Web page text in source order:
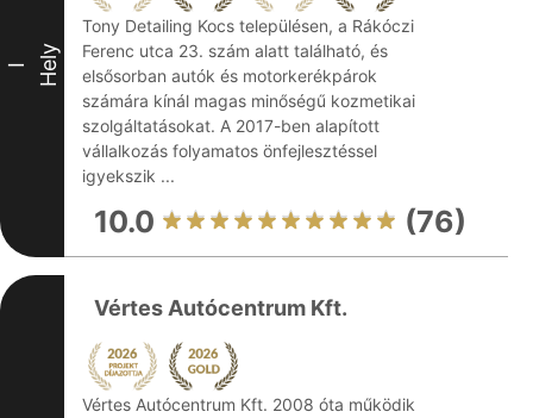
I Hely
Tony Detailing Kocs településen, a Rákóczi
Ferenc utca 23. szám alatt található, és
elsősorban autók és motorkerékpárok
számára kínál magas minőségű kozmetikai
szolgáltatásokat. A 2017-ben alapított
vállalkozás folyamatos önfejlesztéssel
igyekszik ...
10.0 (76)
Vértes Autócentrum Kft.
Vértes Autócentrum Kft. 2008 óta működik